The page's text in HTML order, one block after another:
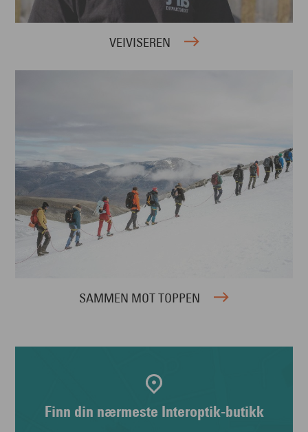
VEIVISEREN
SAMMEN MOT TOPPEN
Finn din nærmeste Interoptik-butikk